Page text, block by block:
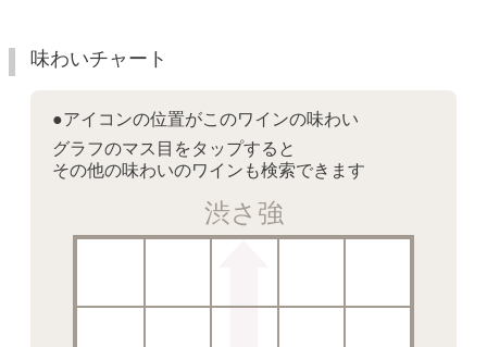
味わいチャート
●アイコンの位置がこのワインの味わい
グラフのマス目をタップすると
その他の味わいのワインも検索できます
渋さ強